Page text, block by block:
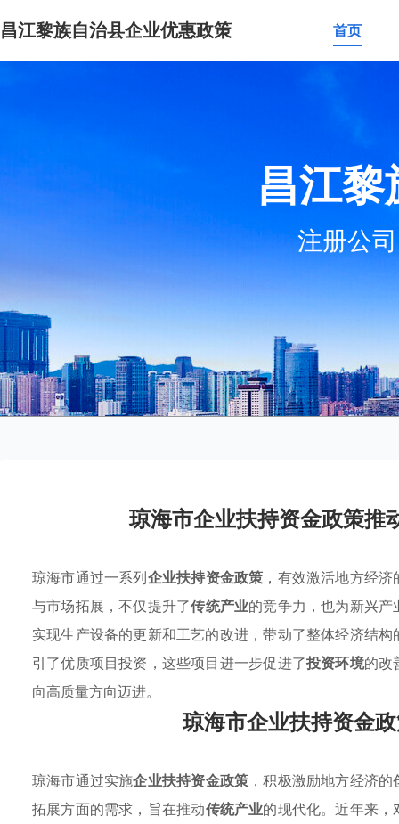
昌江黎族自治县企业优惠政策 首页
昌江
注册公
琼海市企业扶持资金政策推
琼海市通过一系列企业扶持资金政策 ，有效激活地方经
与市场拓展，不仅提升了传统产业的竞争力，也为新兴
实现生产设备的更新和工艺的改进，带动了整体经济结
引了优质项目投资，这些项目进一步促进了投资环境的改
向高质量方向迈进。
琼海市企业扶持资金
琼海市通过实施企业扶持资金政策 ，积极激励地方经济
拓展方面的需求，旨在推动传统产业的现代化。近年来